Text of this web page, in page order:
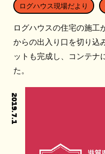
ログハウス現場だより
ログハウスの住宅の施工
からの出入り口を切り込
ットも完成し、コンテナ
た。
2019.7.1